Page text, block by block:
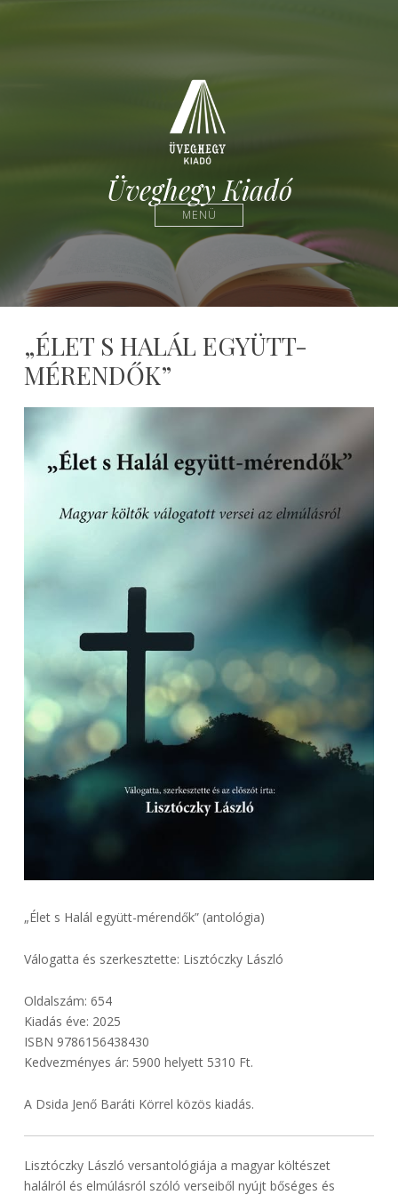
Üveghegy Kiadó
MENÜ
„ÉLET S HALÁL EGYÜTT-
MÉRENDŐK”
„Élet s Halál együtt-mérendők” (antológia)
Válogatta és szerkesztette: Lisztóczky László
Oldalszám: 654
Kiadás éve: 2025
ISBN 9786156438430
Kedvezményes ár: 5900 helyett 5310 Ft.
A Dsida Jenő Baráti Körrel közös kiadás.
Lisztóczky László versantológiája a magyar költészet
halálról és elmúlásról szóló verseiből nyújt bőséges és